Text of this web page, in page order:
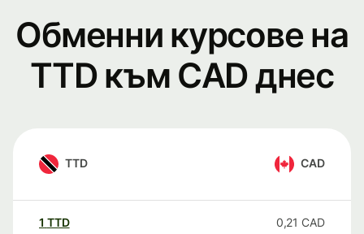
Обменни курсове на
TTD към CAD днес
TTD CAD
1 TTD 0,21 CAD